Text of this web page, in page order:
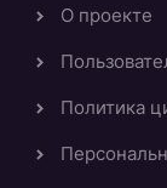
О проекте
Политика